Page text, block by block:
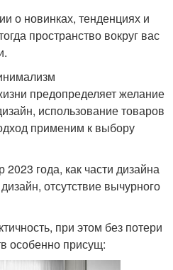
о новинках, тенденциях и
пространство вокруг вас
предопределяет желание
использование товаров
применим к выбору
года, как части дизайна
отсутствие вычурного
при этом без потери
особенно присущ: